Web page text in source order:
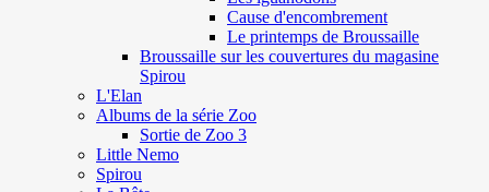
Cause d'encombrement
Le printemps de Broussaille
Broussaille sur les couvertures du magasine
Spirou
L'Elan
Albums de la série Zoo
Sortie de Zoo 3
Little Nemo
Spirou